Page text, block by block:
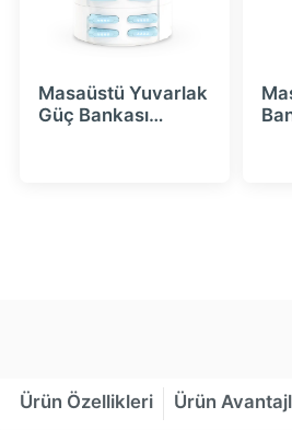
Masaüstü Yuvarlak
Güç Bankası
Ürün Özellikleri Ürün